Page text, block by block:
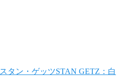
スタン・ゲッツSTAN GETZ：白